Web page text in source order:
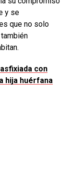
y se
que no solo
con
hija huérfana